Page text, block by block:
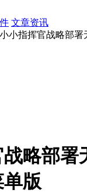
文章资讯
小小指挥官战略部署
略部署
单版